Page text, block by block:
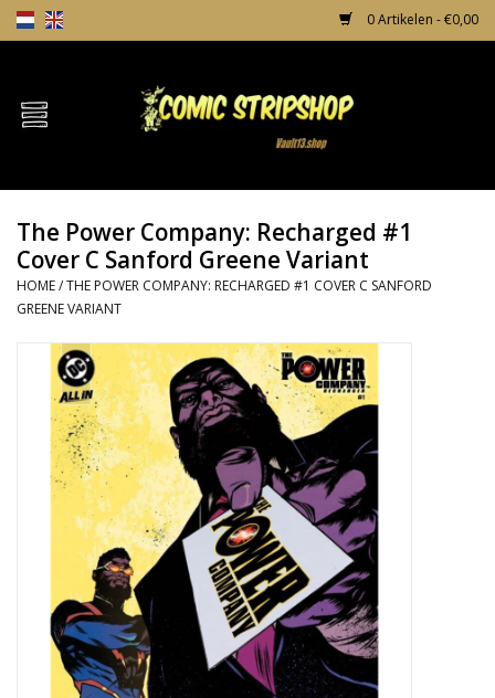
0 Artikelen - €0,00
Home
TPB's
Incentives
Comic Protection
News
The Power Company: Recharged #1
Cover C Sanford Greene Variant
HOME/THE POWER COMPANY: RECHARGED #1 COVER C SANFORD
GREENE VARIANT